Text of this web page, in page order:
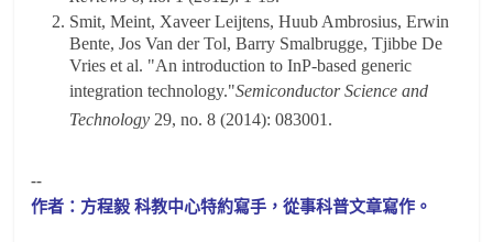
Smit, Meint, Xaveer Leijtens, Huub Ambrosius, Erwin
Bente, Jos Van der Tol, Barry Smalbrugge, Tjibbe De
Vries et al. "An introduction to InP-based generic
integration technology."Semiconductor Science and
Technology 29, no. 8 (2014): 083001.
--
作者：方程毅 科教中心特約寫手，從事科普文章寫作。